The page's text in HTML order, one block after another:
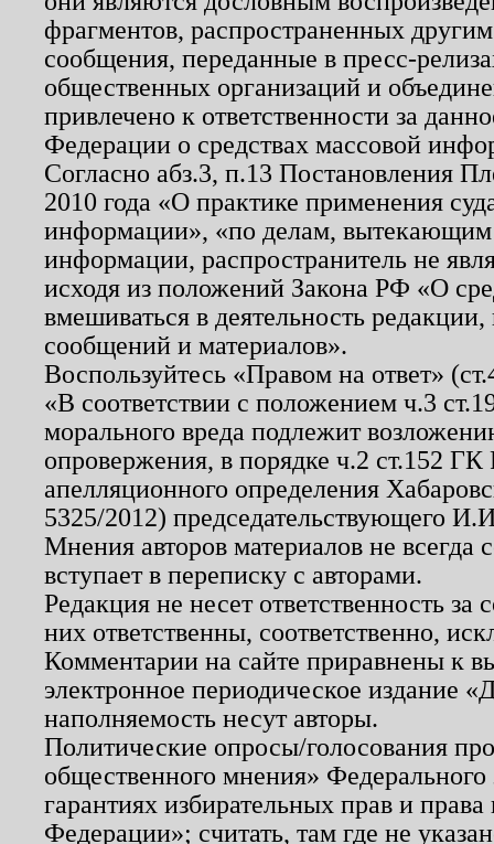
фрагментов, распространенных
сообщения, переданные в пресс-
общественных организаций и
привлечено к ответственности за
Федерации о средствах массовой
Согласно абз.3, п.13 Постановления
2010 года «О практике применения
информации», «по делам, вытекающим
информации, распространитель не
исходя из положений Закона РФ «О
вмешиваться в деятельность
сообщений и материалов».
Воспользуйтесь «Правом на ответ»
«В соответствии с положением ч.3
морального вреда подлежит
опровержения, в порядке ч.2 ст.152
апелляционного определения
5325/2012) председательствующего
Мнения авторов материалов не
вступает в переписку с авторами.
Редакция не несет ответственность
них ответственны, соответственно,
Комментарии на сайте приравнены к
электронное периодическое издание
наполняемость несут авторы.
Политические опросы/голосования
общественного мнения»
гарантиях избирательных прав и
Федерации»; считать, там где не